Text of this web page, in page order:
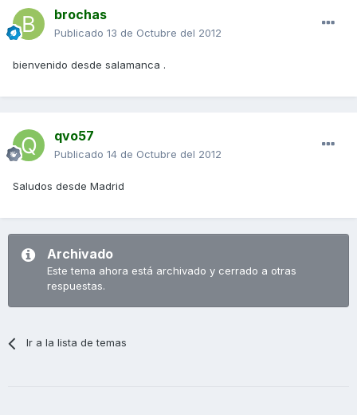
brochas
Publicado 13 de Octubre del 2012
bienvenido desde salamanca .
qvo57
Publicado 14 de Octubre del 2012
Saludos desde Madrid
Archivado
Este tema ahora está archivado y cerrado a otras
respuestas.
Ir a la lista de temas